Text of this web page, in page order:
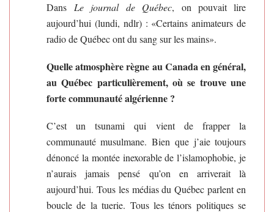
Dans Le journal de Québec, on pouvait lire
aujourd’hui (lundi, ndlr) : «Certains animateurs de
radio de Québec ont du sang sur les mains».
Quelle atmosphère règne au Canada en général,
au Québec particulièrement, où se trouve une
forte communauté algérienne ?
C’est un tsunami qui vient de frapper la
communauté musulmane. Bien que j’aie toujours
dénoncé la montée inexorable de l’islamophobie, je
n’aurais jamais pensé qu’on en arriverait là
aujourd’hui. Tous les médias du Québec parlent en
boucle de la tuerie. Tous les ténors politiques se